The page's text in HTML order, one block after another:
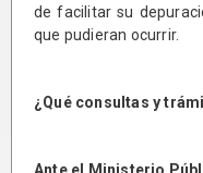
de facilitar su
que pudieran ocurrir.
¿Qué consultas y